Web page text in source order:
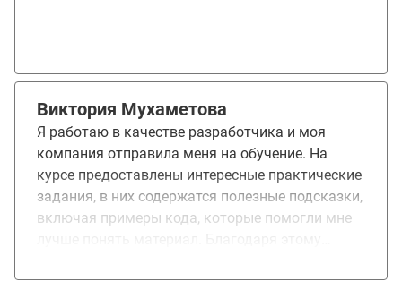
Виктория Мухаметова
Я работаю в качестве разработчика и моя
компания отправила меня на обучение. На
курсе предоставлены интересные практические
задания, в них содержатся полезные подсказки,
включая примеры кода, которые помогли мне